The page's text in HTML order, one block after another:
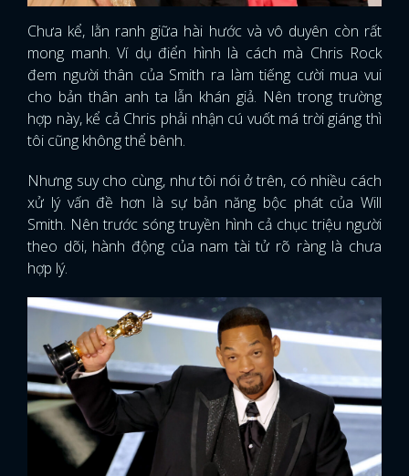
FACEBOOK GOOGLE
Chưa kể, lằn ranh giữa hài hước và vô duyên còn rất
mong manh. Ví dụ điển hình là cách mà Chris Rock
đem người thân của Smith ra làm tiếng cười mua vui
cho bản thân anh ta lẫn khán giả. Nên trong trường
hợp này, kể cả Chris phải nhận cú vuốt má trời giáng thì
tôi cũng không thể bênh.
Nhưng suy cho cùng, như tôi nói ở trên, có nhiều cách
xử lý vấn đề hơn là sự bản năng bộc phát của Will
Smith. Nên trước sóng truyền hình cả chục triệu người
theo dõi, hành động của nam tài tử rõ ràng là chưa
hợp lý.